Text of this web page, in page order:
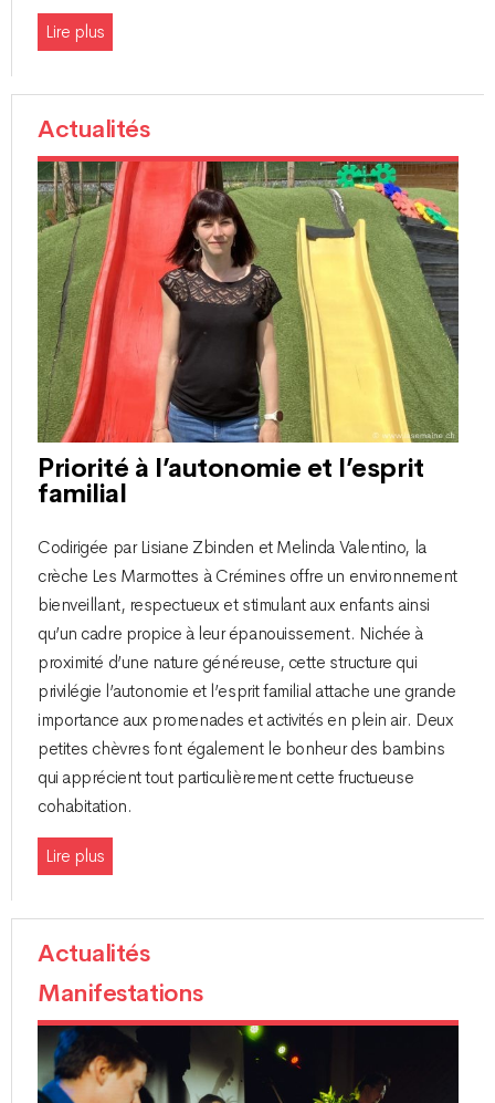
Lire plus
Actualités
Priorité à l’autonomie et l’esprit
familial
Codirigée par Lisiane Zbinden et Melinda Valentino, la
crèche Les Marmottes à Crémines offre un environnement
bienveillant, respectueux et stimulant aux enfants ainsi
qu’un cadre propice à leur épanouissement. Nichée à
proximité d’une nature généreuse, cette structure qui
privilégie l’autonomie et l’esprit familial attache une grande
importance aux promenades et activités en plein air. Deux
petites chèvres font également le bonheur des bambins
qui apprécient tout particulièrement cette fructueuse
cohabitation.
Lire plus
Actualités
Manifestations